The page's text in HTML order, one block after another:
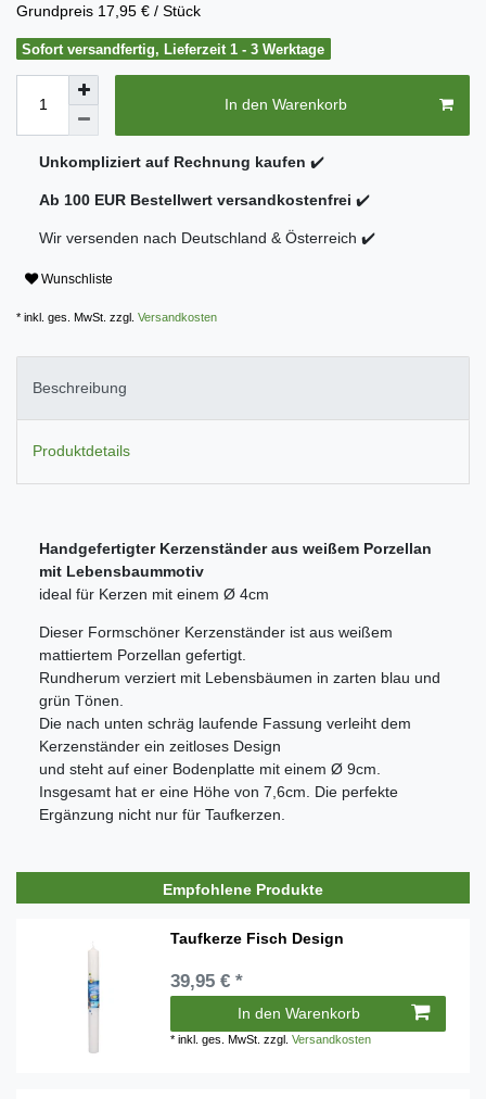
Grundpreis 17,95 € / Stück
Sofort versandfertig, Lieferzeit 1 - 3 Werktage
In den Warenkorb
Unkompliziert auf Rechnung kaufen ✔️
Ab 100 EUR Bestellwert versandkostenfrei ✔️
Wir versenden nach Deutschland & Österreich ✔️
Wunschliste
* inkl. ges. MwSt. zzgl. Versandkosten
Beschreibung
Produktdetails
Handgefertigter Kerzenständer aus weißem Porzellan
mit Lebensbaummotiv
ideal für Kerzen mit einem Ø 4cm
Dieser Formschöner Kerzenständer ist aus weißem
mattiertem Porzellan gefertigt.
Rundherum verziert mit Lebensbäumen in zarten blau und
grün Tönen.
Die nach unten schräg laufende Fassung verleiht dem
Kerzenständer ein zeitloses Design
und steht auf einer Bodenplatte mit einem Ø 9cm.
Insgesamt hat er eine Höhe von 7,6cm. Die perfekte
Ergänzung nicht nur für Taufkerzen.
Empfohlene Produkte
Taufkerze Fisch Design
39,95 € *
In den Warenkorb
*inkl. ges. MwSt. zzgl.Versandkosten